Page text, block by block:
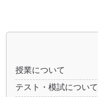
授業について
テスト・模試について